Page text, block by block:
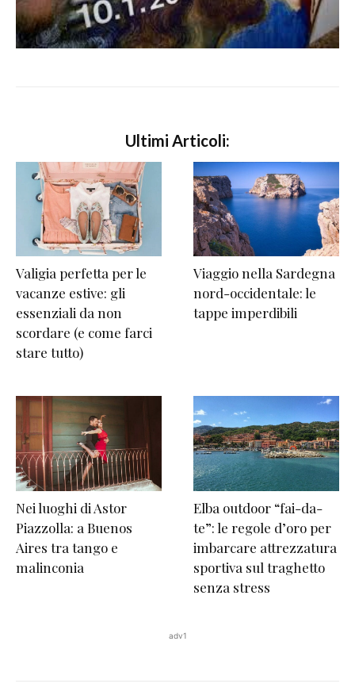
Ultimi Articoli:
Valigia perfetta per le
vacanze estive: gli
essenziali da non
scordare (e come farci
stare tutto)
Viaggio nella Sardegna
nord-occidentale: le
tappe imperdibili
Nei luoghi di Astor
Piazzolla: a Buenos
Aires tra tango e
malinconia
Elba outdoor “fai-da-
te”: le regole d’oro per
imbarcare attrezzatura
sportiva sul traghetto
senza stress
adv1